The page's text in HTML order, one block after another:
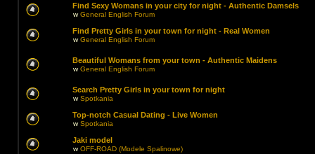
Find Sexy Womans in your city for night - Authentic Damsels
wGeneral English Forum
Find Pretty Girls in your town for night - Real Women
wGeneral English Forum
Beautiful Womans from your town - Authentic Maidens
wGeneral English Forum
Search Pretty Girls in your town for night
wSpotkania
Top-notch Сasual Dating - Live Women
wSpotkania
Jaki model
wOFF-ROAD (Modele Spalinowe)